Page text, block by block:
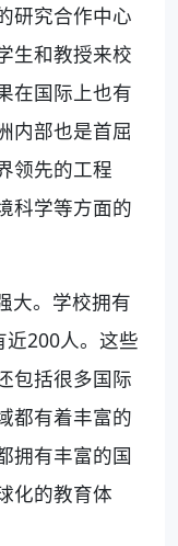
研究合作中心
生和教授来校
在国际上也有
内部也是首屈
领先的工程
科学等方面的
大。学校拥有
200人。这些
包括很多国际
都有着丰富的
拥有丰富的国
化的教育体